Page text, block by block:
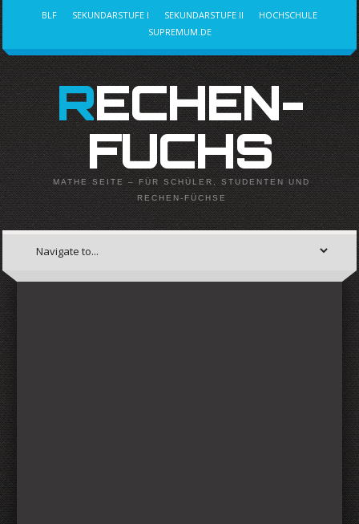
BLF SEKUNDARSTUFE I SEKUNDARSTUFE II
HOCHSCHULE
SUPREMUM.DE
RECHEN-
FUCHS
MATHE SEITE – FÜR SCHÜLER, STUDENTEN UND
RECHEN-FÜCHSE